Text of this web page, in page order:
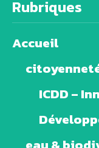
Rubriques
Accueil
ICDD –